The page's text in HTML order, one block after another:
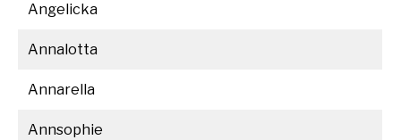
Angelicka
Annalotta
Annarella
Annsophie